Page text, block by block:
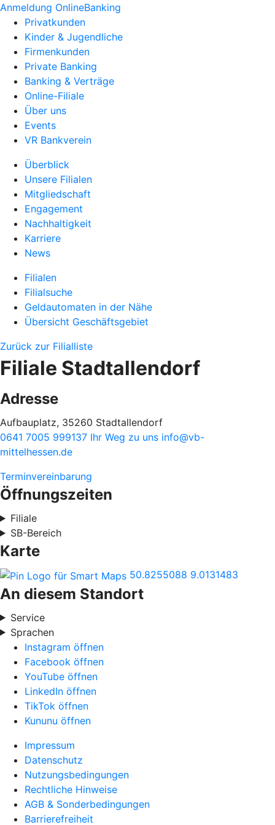
Anmeldung OnlineBanking
Privatkunden
Kinder & Jugendliche
Firmenkunden
Private Banking
Banking & Verträge
Online-Filiale
Über uns
Events
VR Bankverein
Überblick
Unsere Filialen
Mitgliedschaft
Engagement
Nachhaltigkeit
Karriere
News
Filialen
Filialsuche
Geldautomaten in der Nähe
Übersicht Geschäftsgebiet
Zurück zur Filialliste
Filiale Stadtallendorf
Adresse
Aufbauplatz, 35260 Stadtallendorf
0641 7005 999137 Ihr Weg zu uns info@vb-
mittelhessen.de
Terminvereinbarung
Öffnungszeiten
Filiale
SB-Bereich
Karte
50.8255088 9.0131483
An diesem Standort
Service
Sprachen
Instagram öffnen
Facebook öffnen
YouTube öffnen
LinkedIn öffnen
TikTok öffnen
Kununu öffnen
Impressum
Datenschutz
Nutzungsbedingungen
Rechtliche Hinweise
AGB & Sonderbedingungen
Barrierefreiheit